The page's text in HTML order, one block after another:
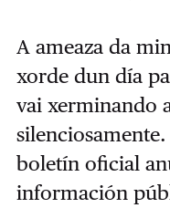
A ameaza da
xorde dun día
vai xerminando
boletín oficial
información